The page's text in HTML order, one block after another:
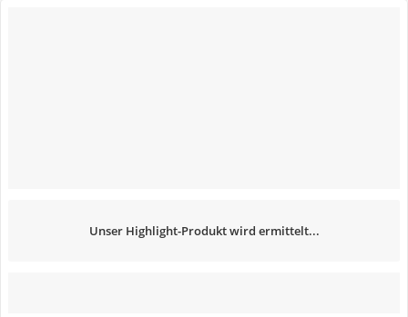
Unser Highlight-Produkt wird ermittelt...